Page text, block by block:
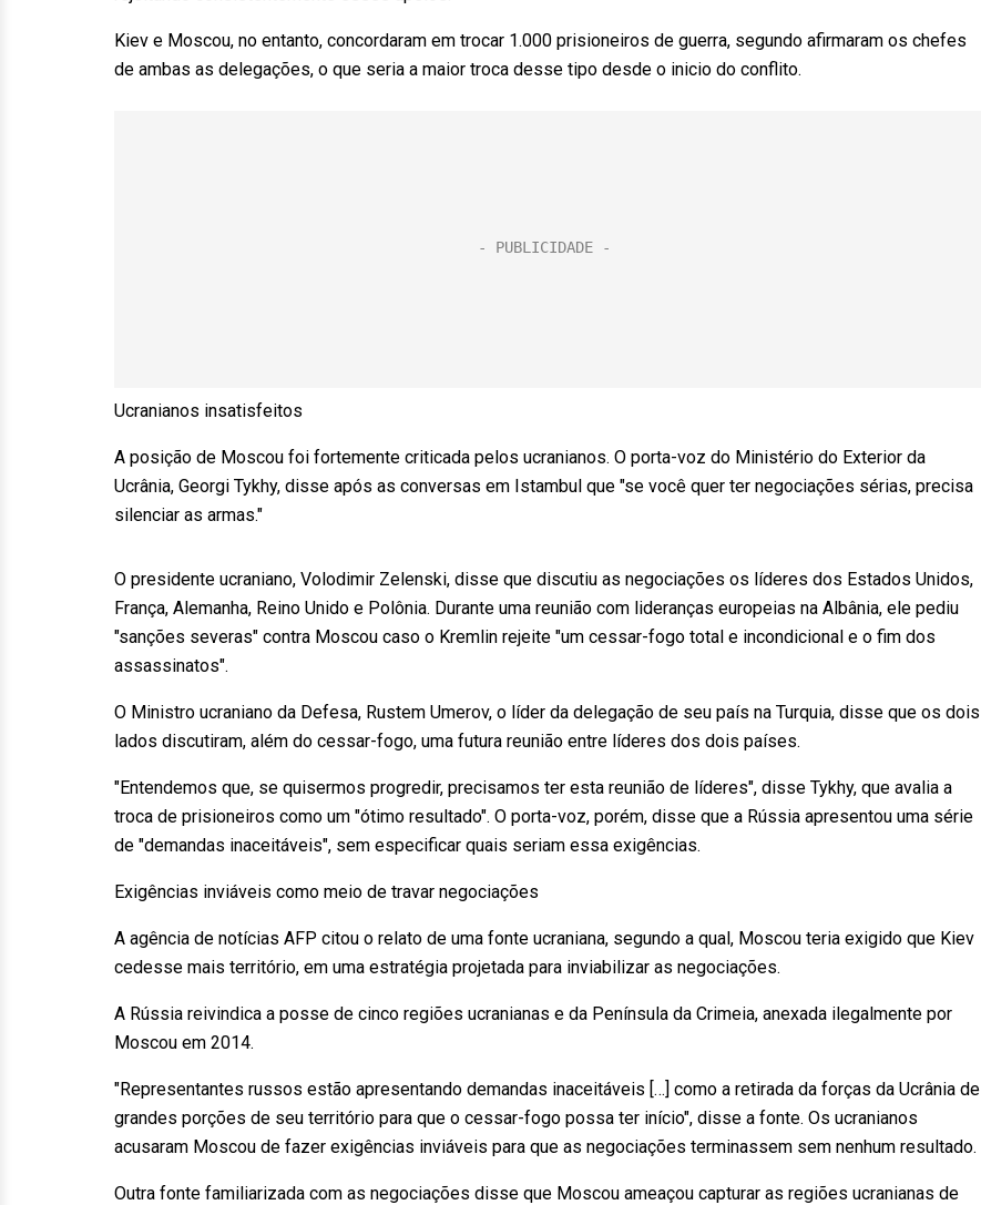
Kiev e Moscou, no entanto, concordaram em trocar 1.000 prisioneiros de guerra, segundo afirmaram os chefes
de ambas as delegações, o que seria a maior troca desse tipo desde o inicio do conflito.
Ucranianos insatisfeitos
A posição de Moscou foi fortemente criticada pelos ucranianos. O porta-voz do Ministério do Exterior da
Ucrânia, Georgi Tykhy, disse após as conversas em Istambul que "se você quer ter negociações sérias, precisa
silenciar as armas."
O presidente ucraniano, Volodimir Zelenski, disse que discutiu as negociações os líderes dos Estados Unidos,
França, Alemanha, Reino Unido e Polônia. Durante uma reunião com lideranças europeias na Albânia, ele pediu
"sanções severas" contra Moscou caso o Kremlin rejeite "um cessar-fogo total e incondicional e o fim dos
assassinatos".
O Ministro ucraniano da Defesa, Rustem Umerov, o líder da delegação de seu país na Turquia, disse que os dois
lados discutiram, além do cessar-fogo, uma futura reunião entre líderes dos dois países.
"Entendemos que, se quisermos progredir, precisamos ter esta reunião de líderes", disse Tykhy, que avalia a
troca de prisioneiros como um "ótimo resultado". O porta-voz, porém, disse que a Rússia apresentou uma série
de "demandas inaceitáveis", sem especificar quais seriam essa exigências.
Exigências inviáveis como meio de travar negociações
A agência de notícias AFP citou o relato de uma fonte ucraniana, segundo a qual, Moscou teria exigido que Kiev
cedesse mais território, em uma estratégia projetada para inviabilizar as negociações.
A Rússia reivindica a posse de cinco regiões ucranianas e da Península da Crimeia, anexada ilegalmente por
Moscou em 2014.
"Representantes russos estão apresentando demandas inaceitáveis […] como a retirada da forças da Ucrânia de
grandes porções de seu território para que o cessar-fogo possa ter início", disse a fonte. Os ucranianos
acusaram Moscou de fazer exigências inviáveis para que as negociações terminassem sem nenhum resultado.
Outra fonte familiarizada com as negociações disse que Moscou ameaçou capturar as regiões ucranianas de